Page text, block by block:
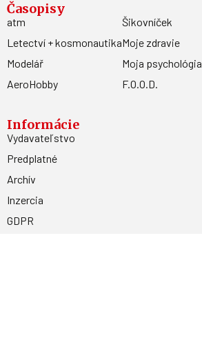
Časopisy
atm
Letectví + kosmonautika
Modelář
AeroHobby
Šikovníček
Moje zdravie
Moja psychológia
F.O.O.D.
Informácie
Vydavateľstvo
Predplatné
Archív
Inzercia
GDPR